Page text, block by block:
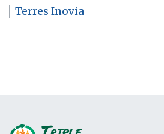
Terres Inovia